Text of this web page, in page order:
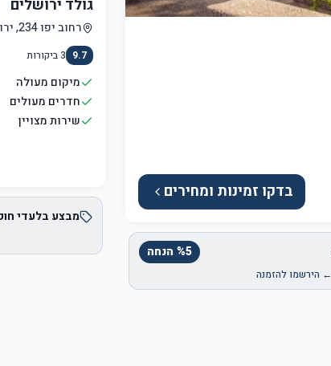
בדקו זמינות ומחירים
%5 הנחה
← הירשמו להזמנה
גולד ירושלים
רחוב יפו 234, ירושלים
9.7
3 ביקורות
מיקום מעולה
חדרים מעולים
שירות מצויין
מבצע בלעדי